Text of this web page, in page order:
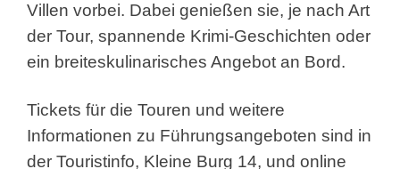
Villen vorbei. Dabei genießen sie, je nach Art
der Tour, spannende Krimi-Geschichten oder
ein breiteskulinarisches Angebot an Bord.
Tickets für die Touren und weitere
Informationen zu Führungsangeboten sind in
der Touristinfo, Kleine Burg 14, und online